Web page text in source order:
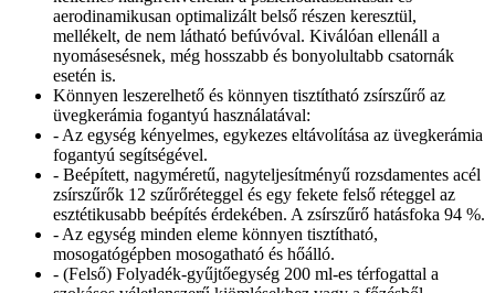
aerodinamikusan optimalizált belső részen keresztül,
mellékelt, de nem látható befúvóval. Kiválóan ellenáll a
nyomásesésnek, még hosszabb és bonyolultabb csatornák
esetén is.
Könnyen leszerelhető és könnyen tisztítható zsírszűrő az
üvegkerámia fogantyú használatával:
- Az egység kényelmes, egykezes eltávolítása az üvegkerámia
fogantyú segítségével.
- Beépített, nagyméretű, nagyteljesítményű rozsdamentes acél
zsírszűrők 12 szűrőréteggel és egy fekete felső réteggel az
esztétikusabb beépítés érdekében. A zsírszűrő hatásfoka 94 %.
- Az egység minden eleme könnyen tisztítható,
mosogatógépben mosogatható és hőálló.
- (Felső) Folyadék-gyűjtőegység 200 ml-es térfogattal a